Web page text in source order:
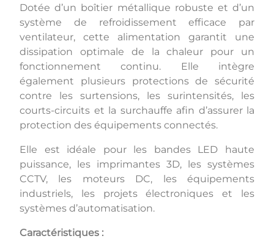
Dotée d’un boîtier métallique robuste et d’un
système de refroidissement efficace par
ventilateur, cette alimentation garantit une
dissipation optimale de la chaleur pour un
fonctionnement continu. Elle intègre
également plusieurs protections de sécurité
contre les surtensions, les surintensités, les
courts-circuits et la surchauffe afin d’assurer la
protection des équipements connectés.
Elle est idéale pour les bandes LED haute
puissance, les imprimantes 3D, les systèmes
CCTV, les moteurs DC, les équipements
industriels, les projets électroniques et les
systèmes d’automatisation.
Caractéristiques :